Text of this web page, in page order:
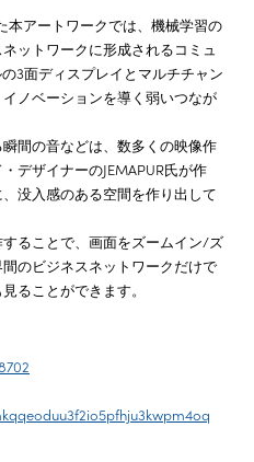
アートワークでは、機械学習の
ットワークに形成されるコミュ
3面ディスプレイとマルチチャン
ノベーションを導く弱いつなが
間の音などは、数多くの映像作
デザイナーのJEMAPUR氏が作
没入感のある空間を作り出して
ることで、画面をズームイン/ズ
のビジネスネットワークだけで
ることができます。